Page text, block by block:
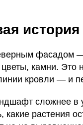
история
фасадом —
камни. Это
кровли — и
сложнее в
какие растения